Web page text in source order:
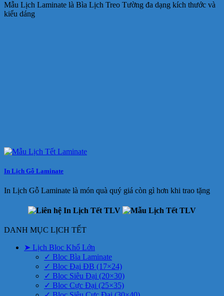
Mẫu Lịch Laminate là Bìa Lịch Treo Tường đa dạng kích thước và
kiểu dáng
In Lịch Gỗ Laminate
In Lịch Gỗ Laminate là món quà quý giá còn gì hơn khi trao tặng
DANH MỤC LỊCH TẾT
➤ Lịch Bloc Khổ Lớn
✓ Bloc Bìa Laminate
✓ Bloc Đại ĐB (17×24)
✓ Bloc Siêu Đại (20×30)
✓ Bloc Cực Đại (25×35)